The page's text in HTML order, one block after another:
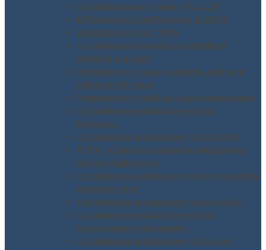
Consulenza per piano H.A.C.C.P.
Affidamento dell’incarico di RSPP
Valutazione rischi DVR
Consulenza accesso a contributi
pubblici e privati
Formazione in aula, azienda, online e
videoconferenza
Formazione incaricati uso attrezzature
Consulenza valutazione rischio
biologico
Consulenza valutazione rischio ROA
ATEX – Consulenza per la valutazione
rischio esplosione
Consulenza valutazione rischio scariche
atmosferiche
Consulenza valutazione rischio MMC
Consulenza valutazione rischio
cancerogeno mutageno
Consulenza valutazione rischio da